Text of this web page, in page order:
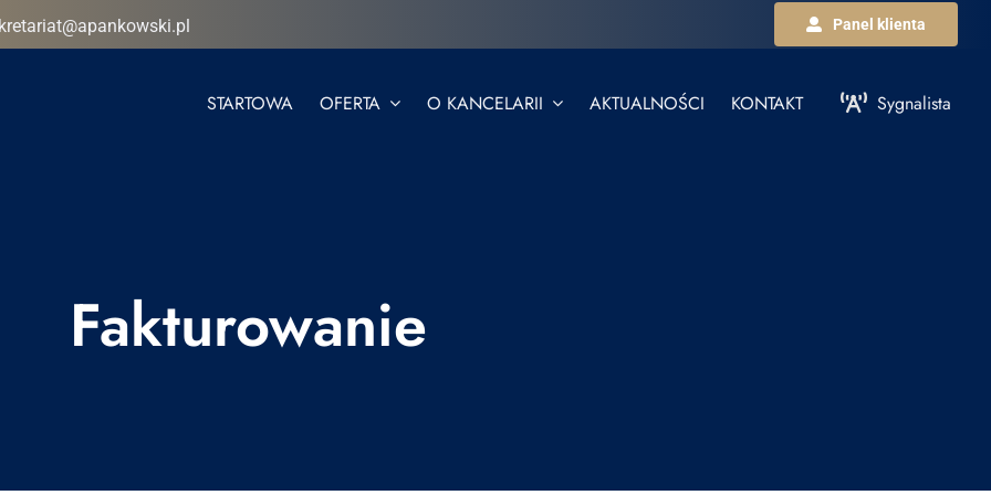
Panel klienta
STARTOWA OFERTA O KANCELARII AKTUALNOŚCI KONTAKT Sygnalista
Fakturowanie